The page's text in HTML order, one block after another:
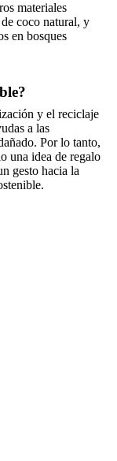
materiales
coco natural, y
en bosques
y el reciclaje
a las
Por lo tanto,
una idea de regalo
gesto hacia la